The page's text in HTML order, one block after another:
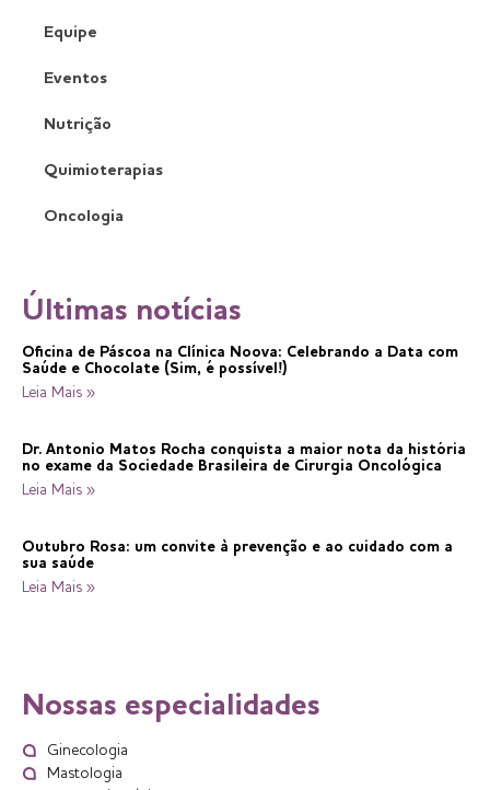
Equipe
Eventos
Nutrição
Quimioterapias
Oncologia
Últimas notícias
Oficina de Páscoa na Clínica Noova: Celebrando a Data com
Saúde e Chocolate (Sim, é possível!)
Leia Mais »
Dr. Antonio Matos Rocha conquista a maior nota da história
no exame da Sociedade Brasileira de Cirurgia Oncológica
Leia Mais »
Outubro Rosa: um convite à prevenção e ao cuidado com a
sua saúde
Leia Mais »
Nossas especialidades
Ginecologia
Mastologia